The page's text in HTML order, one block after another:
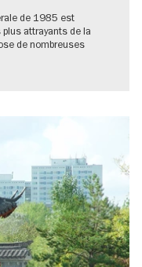
de 1985 est
attrayants de la
de nombreuses